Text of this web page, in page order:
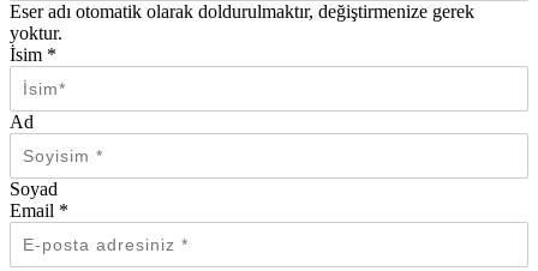
Eser adı otomatik olarak doldurulmaktır, değiştirmenize gerek
yoktur.
İsim *
Ad
Soyad
Email *